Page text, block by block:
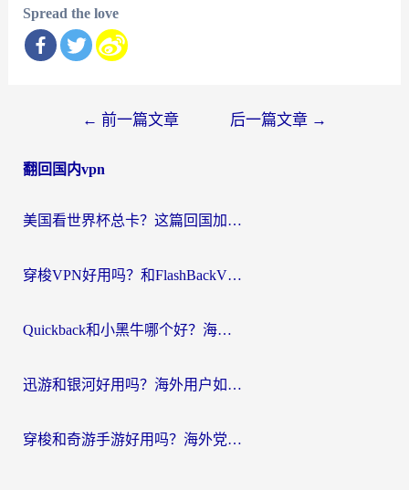
Spread the love
导
← 前一篇文章 后一篇文章 →
翻回国内vpn
美国看世界杯总卡？这篇回国加速器指南帮你无缝刷国内资源（附苹果手机VPN设置步骤）
穿梭VPN好用吗？和FlashBackVPN对比哪个回国效果更好？
Quickback和小黑牛哪个好？海外党亲测指南，选对回国加速器秒回国内
迅游和银河好用吗？海外用户如何选择回国加速器实现无缝访问国内资源
穿梭和奇游手游好用吗？海外党亲测3款回国加速器，附蜜蜂加速器七天试用攻略